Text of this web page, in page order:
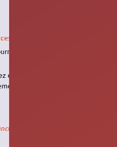
être utile avec ce genre
également le contrôle du pc
à la diction.